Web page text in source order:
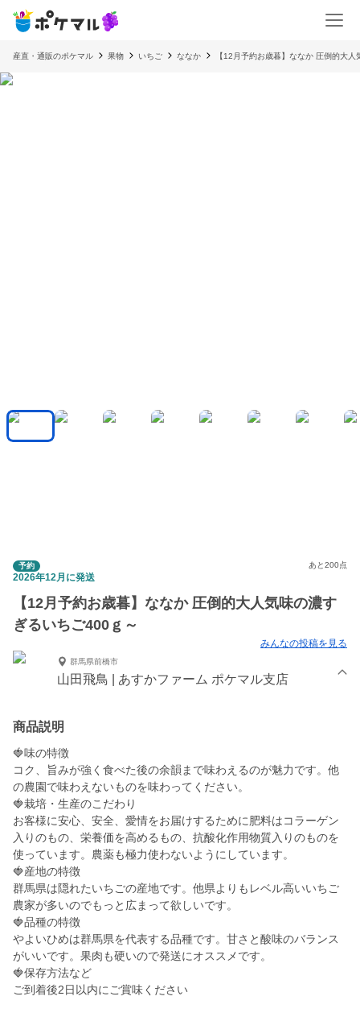
産直・通販のポケマル 果物 いちご ななか 【12月予約お歳暮】ななか 圧倒的大
予約 あと200点
2026年12月に発送
【12月予約お歳暮】ななか 圧倒的大人気味の濃す
ぎるいちご400ｇ～
みんなの投稿を見る
群馬県前橋市
山田飛鳥 | あすかファーム ポケマル支店
商品説明
🍓味の特徴
コク、旨みが強く食べた後の余韻まで味わえるのが魅力です。他
の農園で味わえないものを味わってください。
🍓栽培・生産のこだわり
お客様に安心、安全、愛情をお届けするために肥料はコラーゲン
入りのもの、栄養価を高めるもの、抗酸化作用物質入りのものを
使っています。農薬も極力使わないようにしています。
🍓産地の特徴
群馬県は隠れたいちごの産地です。他県よりもレベル高いいちご
農家が多いのでもっと広まって欲しいです。
🍓品種の特徴
やよいひめは群馬県を代表する品種です。甘さと酸味のバランス
がいいです。果肉も硬いので発送にオススメです。
🍓保存方法など
ご到着後2日以内にご賞味ください